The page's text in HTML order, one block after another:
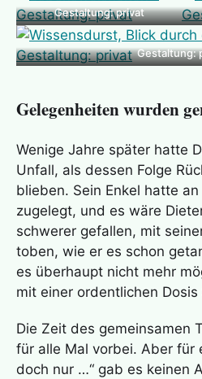
Gestaltung: privat
Gestaltung:
Gelegenheiten wurden
Wenige Jahre später hatte
Unfall, als dessen Folge
blieben. Sein Enkel hatte
zugelegt, und es wäre
schwerer gefallen, mit
toben, wie er es schon
es überhaupt nicht mehr
mit einer ordentlichen
Die Zeit des gemeinsamen
für alle Mal vorbei. Aber für
doch nur …“ gab es keinen